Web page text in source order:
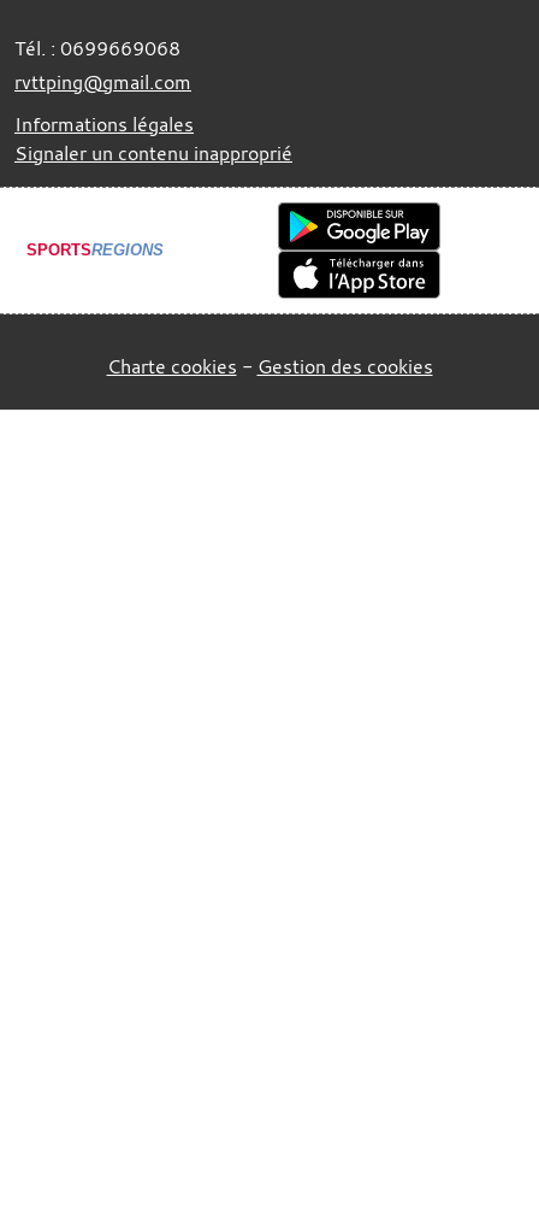
Tél. : 0699669068
rvttping@gmail.com
Informations légales
Signaler un contenu inapproprié
SPORTSREGIONS
Charte cookies Gestion des cookies